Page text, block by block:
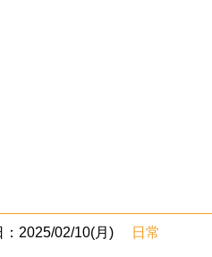
：2025/02/10(月) 日常